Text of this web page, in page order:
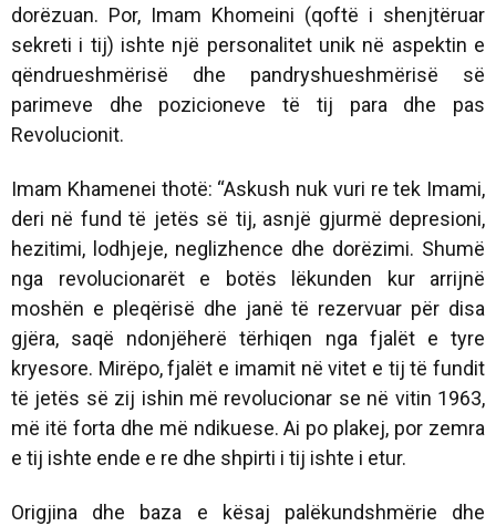
dorëzuan. Por, Imam Khomeini (qoftë i shenjtëruar
sekreti i tij) ishte një personalitet unik në aspektin e
qëndrueshmërisë dhe pandryshueshmërisë së
parimeve dhe pozicioneve të tij para dhe pas
Revolucionit.
Imam Khamenei thotë: “Askush nuk vuri re tek Imami,
deri në fund të jetës së tij, asnjë gjurmë depresioni,
hezitimi, lodhjeje, neglizhence dhe dorëzimi. Shumë
nga revolucionarët e botës lëkunden kur arrijnë
moshën e pleqërisë dhe janë të rezervuar për disa
gjëra, saqë ndonjëherë tërhiqen nga fjalët e tyre
kryesore. Mirëpo, fjalët e imamit në vitet e tij të fundit
të jetës së zij ishin më revolucionar se në vitin 1963,
më itë forta dhe më ndikuese. Ai po plakej, por zemra
e tij ishte ende e re dhe shpirti i tij ishte i etur.
Origjina dhe baza e kësaj palëkundshmërie dhe